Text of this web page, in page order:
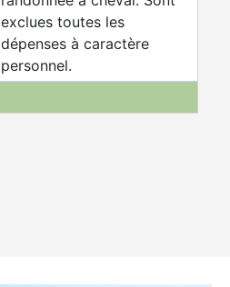
exclues toutes les
dépenses à caractère
personnel.